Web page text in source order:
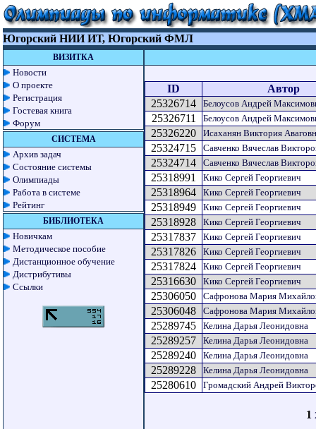
Югорский НИИ ИТ, Югорский ФМЛ
ВИЗИТКА
Новости
О проекте
Регистрация
Гостевая книга
Форум
СИСТЕМА
Архив задач
Состояние системы
Олимпиады
Работа в системе
Рейтинг
БИБЛИОТЕКА
Новичкам
Методическое пособие
Дистанционное обучение
Дистрибутивы
Ссылки
ID
Автор
25326714
Белоусов Андрей
25326711 Белоусов Андрей
25326220 Исаханян Виктория
25324715 Савченко Вячеслав
25324714 Савченко Вячеслав
25318991 Кико Сергей Георгиевич
25318964 Кико Сергей Георгиевич
25318949 Кико Сергей Георгиевич
25318928 Кико Сергей Георгиевич
25317837 Кико Сергей Георгиевич
25317826 Кико Сергей Георгиевич
25317824 Кико Сергей Георгиевич
25316630 Кико Сергей Георгиевич
25306050 Сафронова Мария
25306048 Сафронова Мария
25289745 Келина Дарья Леонидовна
25289257 Келина Дарья Леонидовна
25289240 Келина Дарья Леонидовна
25289228 Келина Дарья Леонидовна
25280610 Громадский Андрей
1